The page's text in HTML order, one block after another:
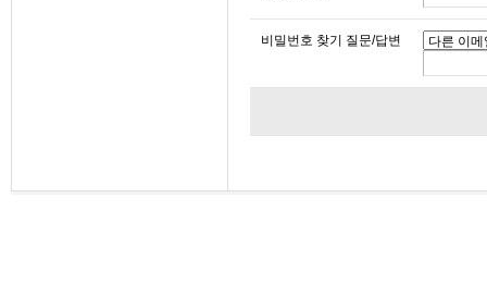
비밀번호 찾기 질문/답변